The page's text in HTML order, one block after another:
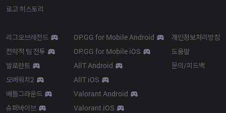
로고 히스토리
리그오브레전드
전략적 팀 전투
발로란트
오버워치2
배틀그라운드
슈퍼바이브
OP.GG for Mobile Android
OP.GG for Mobile iOS
AllT Android
AllT iOS
Valorant Android
Valorant iOS
개인정보처리방침
도움말
문의/피드백